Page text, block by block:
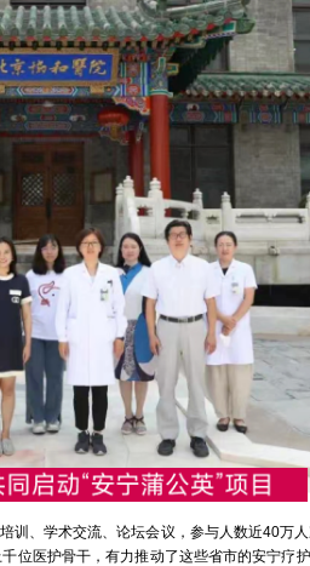
、学术交流、论坛会议，参与人数近40万
位医护骨干，有力推动了这些省市的安宁